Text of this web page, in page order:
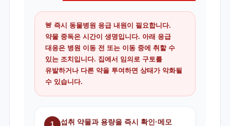
🚨 즉시 동물병원 응급 내원이 필요합니다.
약물 중독은 시간이 생명입니다. 아래 응급
대응은 병원 이동 전 또는 이동 중에 취할 수
있는 조치입니다. 집에서 임의로 구토를
유발하거나 다른 약을 투여하면 상태가 악화될
수 있습니다.
1 섭취 약물과 용량을 즉시 확인·메모